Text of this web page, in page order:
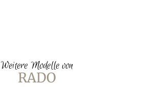
Weitere Modelle von
RADO